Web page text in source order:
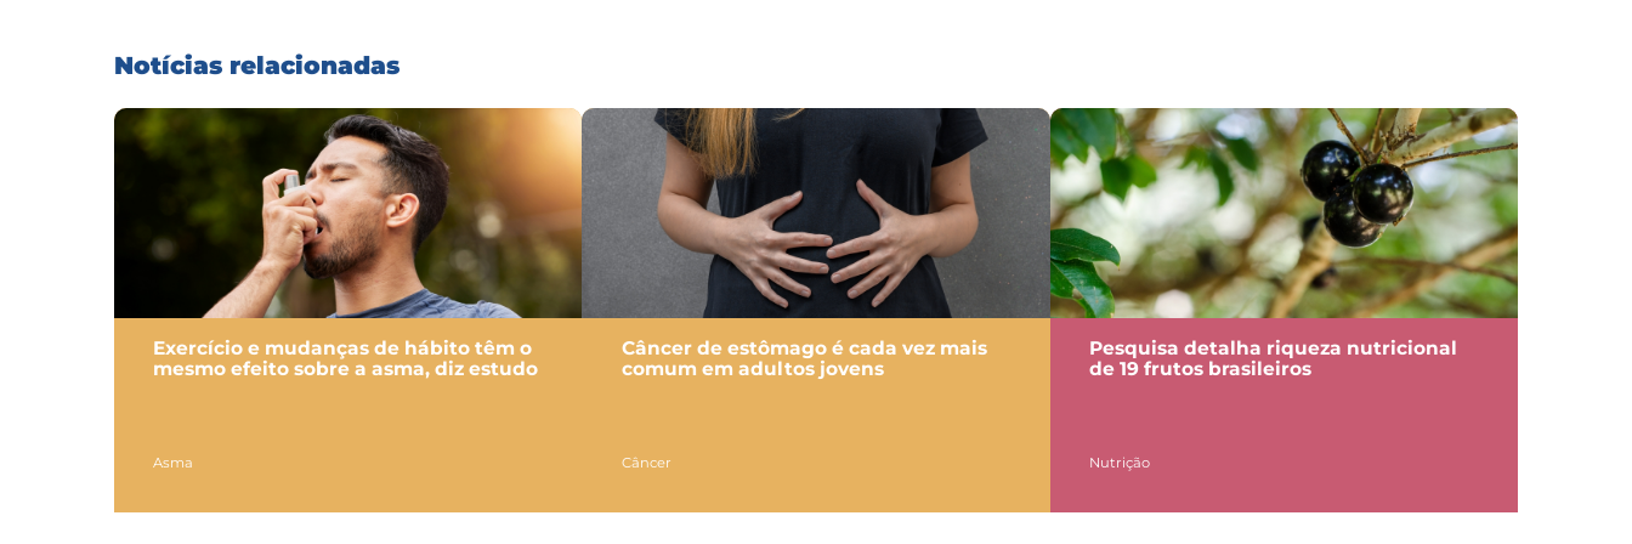
Notícias relacionadas
Exercício e mudanças de hábito têm o
mesmo efeito sobre a asma, diz estudo
Asma
Câncer de estômago é cada vez mais
comum em adultos jovens
Câncer
Pesquisa detalha riqueza nutricional
de 19 frutos brasileiros
Nutrição